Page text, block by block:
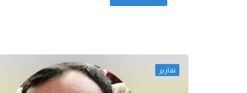
تقارير